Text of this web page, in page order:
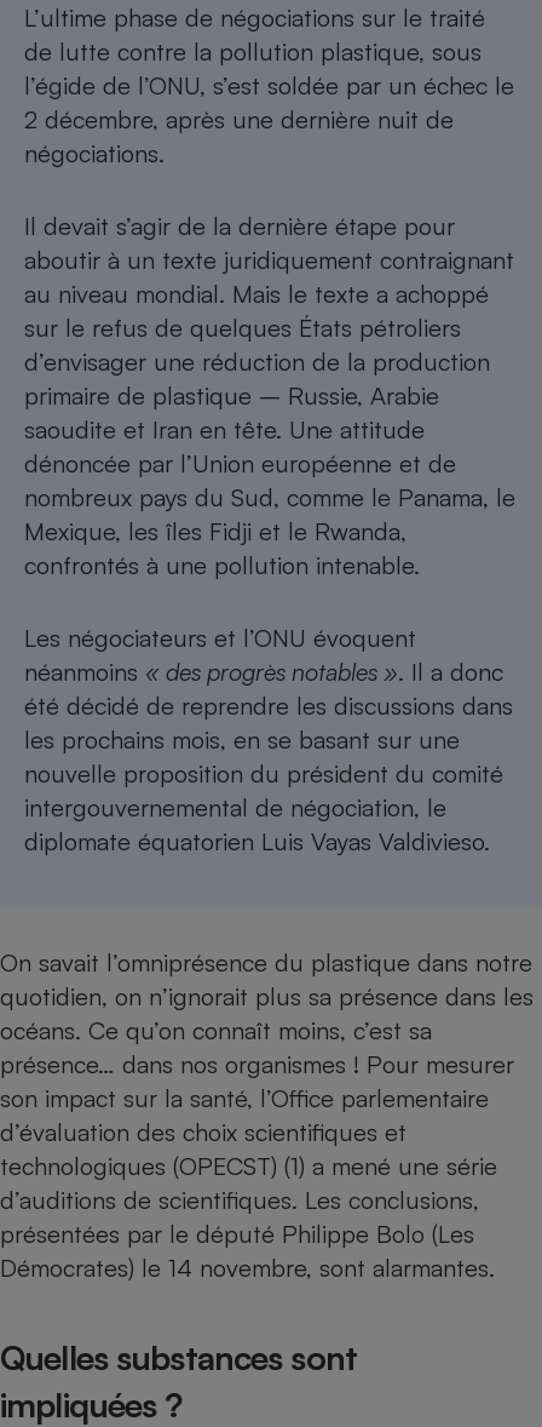
L’ultime phase de négociations sur le traité
de lutte contre la pollution plastique, sous
l’égide de l’ONU, s’est soldée par un échec le
2 décembre, après une dernière nuit de
négociations.
Il devait s’agir de la dernière étape pour
aboutir à un texte juridiquement contraignant
au niveau mondial. Mais le texte a achoppé
sur le refus de quelques États pétroliers
d’envisager une réduction de la production
primaire de plastique – Russie, Arabie
saoudite et Iran en tête. Une attitude
dénoncée par l’Union européenne et de
nombreux pays du Sud, comme le Panama, le
Mexique, les îles Fidji et le Rwanda,
confrontés à une pollution intenable.
Les négociateurs et l’ONU évoquent
néanmoins « des progrès notables ». Il a donc
été décidé de reprendre les discussions dans
les prochains mois, en se basant sur une
nouvelle proposition du président du comité
intergouvernemental de négociation, le
diplomate équatorien Luis Vayas Valdivieso.
On savait l’omniprésence du plastique dans notre
quotidien, on n’ignorait plus sa présence dans les
océans. Ce qu’on connaît moins, c’est sa
présence… dans nos organismes ! Pour mesurer
son impact sur la santé, l’Office parlementaire
d’évaluation des choix scientifiques et
technologiques (OPECST) (1) a mené une série
d’auditions de scientifiques. Les conclusions,
présentées par le député Philippe Bolo (Les
Démocrates) le 14 novembre, sont alarmantes.
Quelles substances sont
impliquées ?
Lave-linge
Plaque de cuisson à
induction
Climatiseur -
Cafetière à expressos
Robot ménager
Téléviseur
Téléphone mobile -
Smartphone
Antivirus
Climatiseur -
Ventilateur
Antimoustique